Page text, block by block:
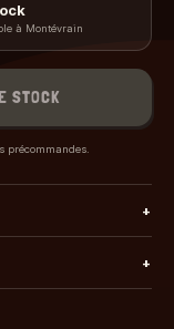
à Montévrain
STOCK
précommandes.
+
+